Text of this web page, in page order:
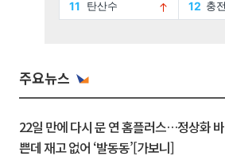
주요뉴스
22일 만에 다시 문 연 홈플러스…정상화 바
쁜데 재고 없어 ‘발동동’[가보니]